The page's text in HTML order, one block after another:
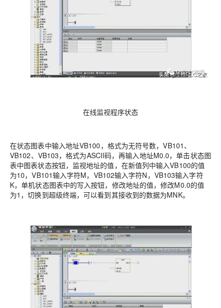
在线监视程序状态
在状态图表中输入地址VB100，格式为无符号数，VB101、
VB102、VB103，格式为ASCII码，再输入地址M0.0，单击状态图
表中图表状态按钮，监视地址的值，在新值列中输入VB100的值
为10，VB101输入字符M，VB102输入字符N，VB103输入字符
K，单机状态图表中的写入按钮，修改地址的值，修改M0.0的值
为1，切换到超级终端，可以看到其接收到的数据为MNK。